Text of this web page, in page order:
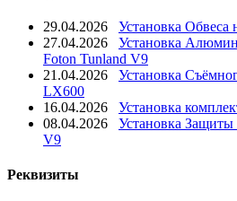
29.04.2026
Установка Обвеса
27.04.2026
Установка
Foton Tunland V9
21.04.2026
Установка
LX600
16.04.2026
Установка
08.04.2026
Установка Защиты
V9
Реквизиты